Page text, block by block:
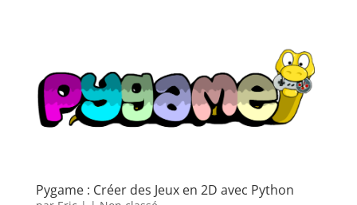
Pygame : Créer des Jeux en 2D avec Python